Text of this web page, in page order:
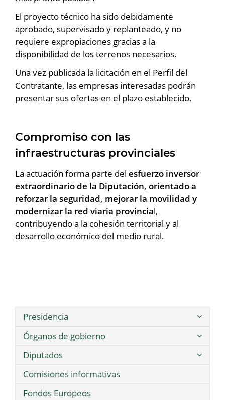
El proyecto técnico ha sido debidamente
aprobado, supervisado y replanteado, y no
requiere expropiaciones gracias a la
disponibilidad de los terrenos necesarios.
Una vez publicada la licitación en el Perfil del
Contratante, las empresas interesadas podrán
presentar sus ofertas en el plazo establecido.
Compromiso con las
infraestructuras provinciales
La actuación forma parte del esfuerzo inversor
extraordinario de la Diputación, orientado a
reforzar la seguridad, mejorar la movilidad y
modernizar la red viaria provincial,
contribuyendo a la cohesión territorial y al
desarrollo económico del medio rural.
Presidencia
Órganos de gobierno
Diputados
Comisiones informativas
Fondos Europeos